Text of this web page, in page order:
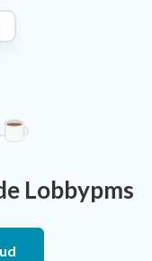
Lobbypms